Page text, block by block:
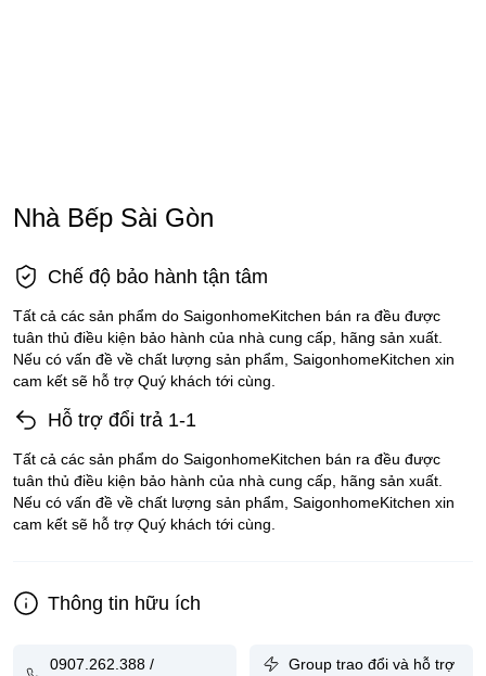
Nhà Bếp Sài Gòn
Chế độ bảo hành tận tâm
Tất cả các sản phẩm do SaigonhomeKitchen bán ra đều được
tuân thủ điều kiện bảo hành của nhà cung cấp, hãng sản xuất.
Nếu có vấn đề về chất lượng sản phẩm, SaigonhomeKitchen xin
cam kết sẽ hỗ trợ Quý khách tới cùng.
Hỗ trợ đổi trả 1-1
Tất cả các sản phẩm do SaigonhomeKitchen bán ra đều được
tuân thủ điều kiện bảo hành của nhà cung cấp, hãng sản xuất.
Nếu có vấn đề về chất lượng sản phẩm, SaigonhomeKitchen xin
cam kết sẽ hỗ trợ Quý khách tới cùng.
Thông tin hữu ích
0907.262.388 /
Group trao đổi và hỗ trợ